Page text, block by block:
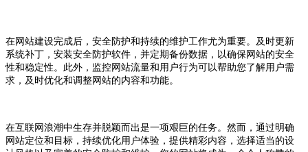
在网站建设完成后，安全防护和持续的维护工作尤为重要。及时更新
系统补丁，安装安全防护软件，并定期备份数据，以确保网站的安全
性和稳定性。此外，监控网站流量和用户行为可以帮助您了解用户需
求，及时优化和调整网站的内容和功能。
在互联网浪潮中生存并脱颖而出是一项艰巨的任务。然而，通过明确
网站定位和目标，持续优化用户体验，提供精彩内容，选择适当的设